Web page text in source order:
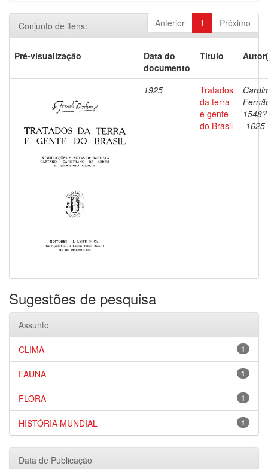
Anterior 1 Próximo
Conjunto de itens:
Pré-visualização
Data do
documento
Título
1925
Tratados
da terra
e gente
do Brasil
1548?
-1625
Sugestões de pesquisa
Assunto
1
CLIMA
1
FAUNA
1
FLORA
1
HISTÓRIA MUNDIAL
Data de Publicação